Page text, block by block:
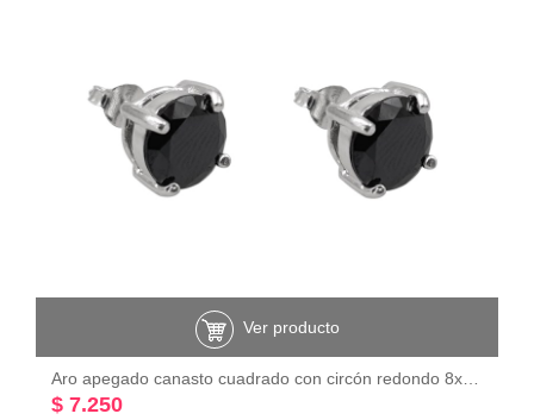
Ver producto
Aro apegado canasto cuadrado con circón redondo 8x8 mm plata 925
$ 7.250